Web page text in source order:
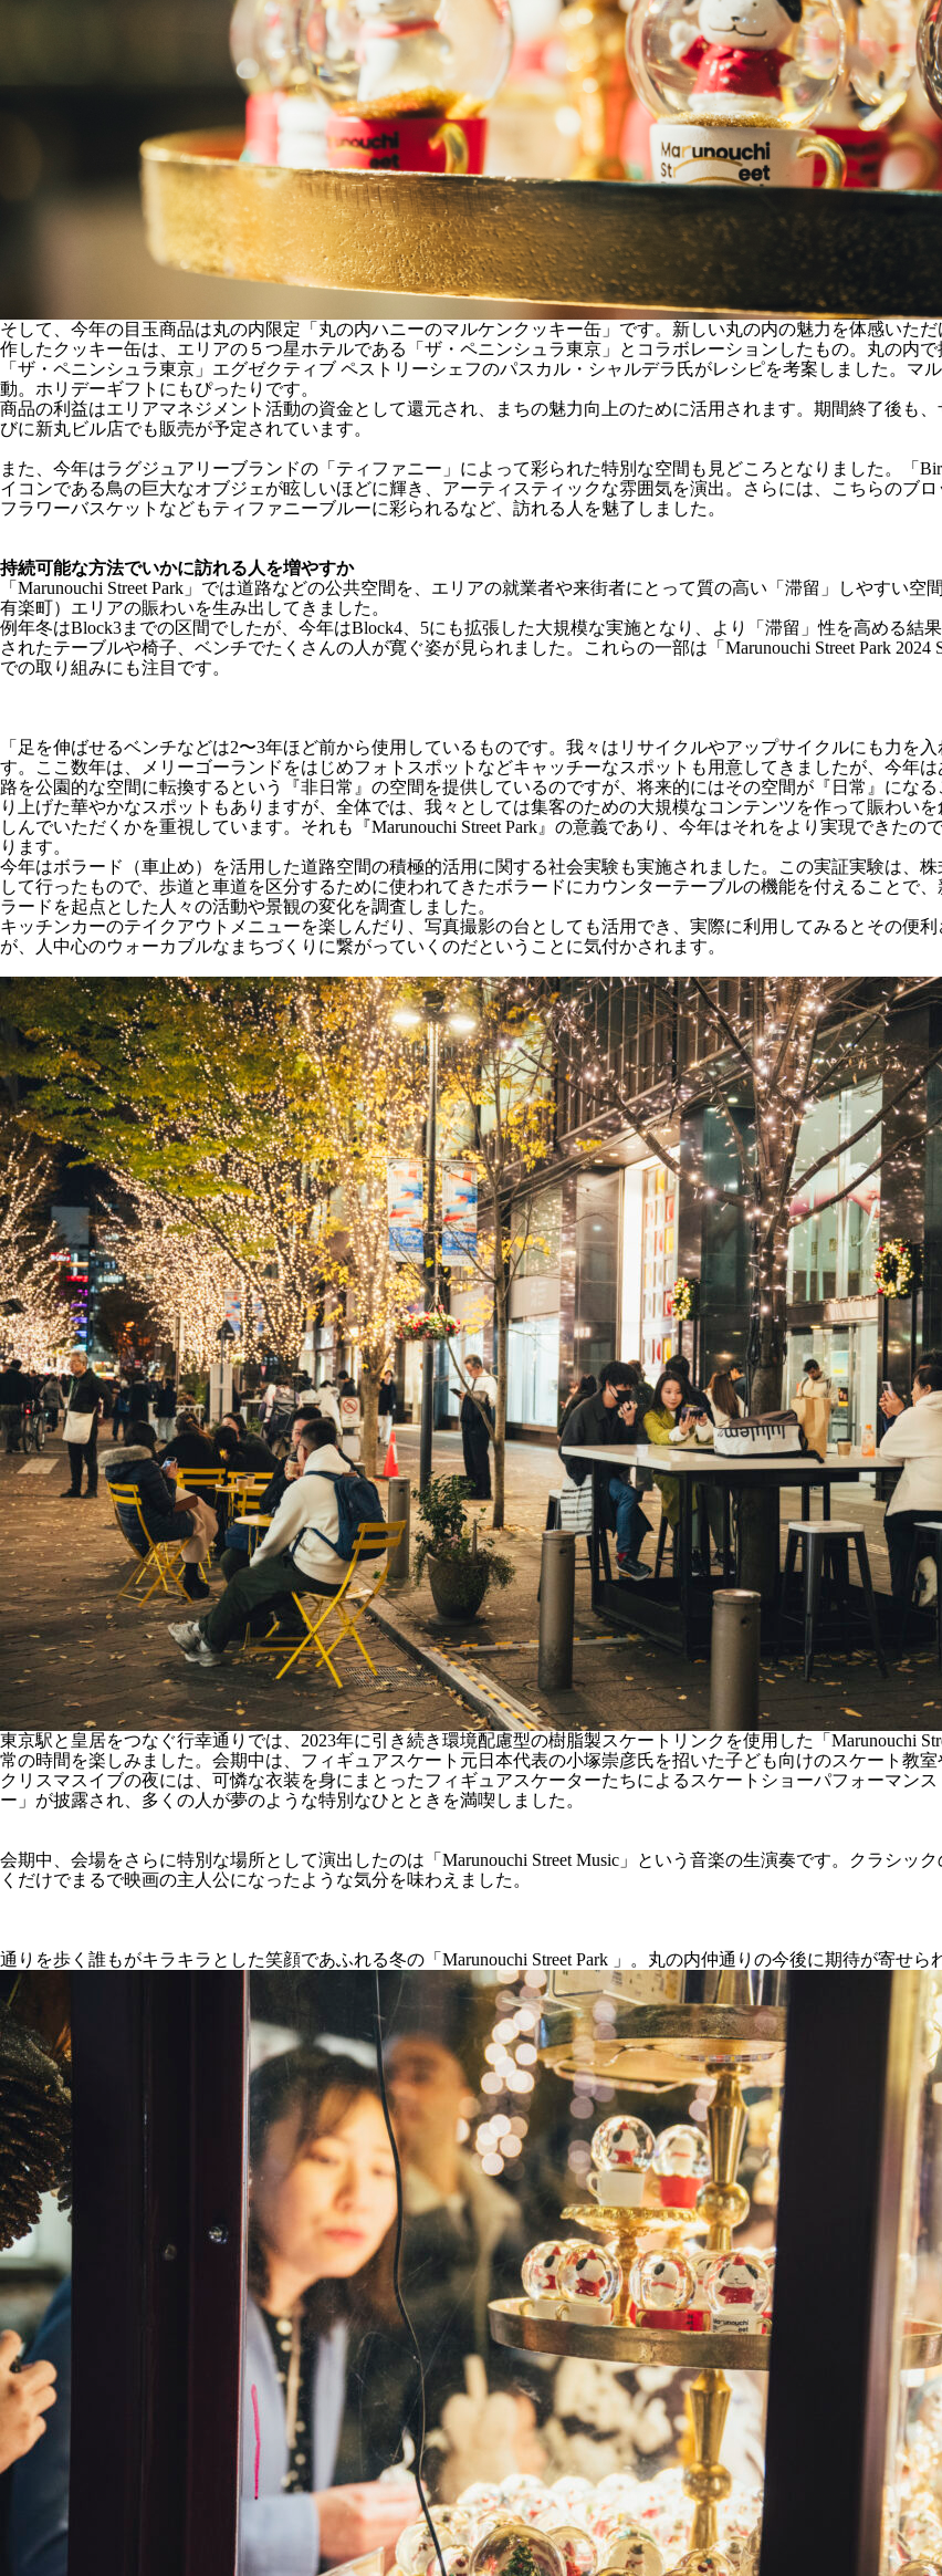
そして、今年の目玉商品は丸の内限定「丸の内ハニーのマルケンクッキー缶」です。新しい丸の内の魅力を体感いた
作したクッキー缶は、エリアの５つ星ホテルである「ザ・ペニンシュラ東京」とコラボレーションしたもの。丸の内
「ザ・ペニンシュラ東京」エグゼクティブ ペストリーシェフのパスカル・シャルデラ氏がレシピを考案しました。
動。ホリデーギフトにもぴったりです。
商品の利益はエリアマネジメント活動の資金として還元され、まちの魅力向上のために活用されます。期間終了後も
びに新丸ビル店でも販売が予定されています。
また、今年はラグジュアリーブランドの「ティファニー」によって彩られた特別な空間も見どころとなりました。「
イコンである鳥の巨大なオブジェが眩しいほどに輝き、アーティスティックな雰囲気を演出。さらには、こちらのブ
フラワーバスケットなどもティファニーブルーに彩られるなど、訪れる人を魅了しました。
持続可能な方法でいかに訪れる人を増やすか
「Marunouchi Street Park」では道路などの公共空間を、エリアの就業者や来街者にとって質の高い「滞留」しやすい
有楽町）エリアの賑わいを生み出してきました。
例年冬はBlock3までの区間でしたが、今年はBlock4、5にも拡張した大規模な実施となり、より「滞留」性を高める結
されたテーブルや椅子、ベンチでたくさんの人が寛ぐ姿が見られました。これらの一部は「Marunouchi Street Park
での取り組みにも注目です。
「足を伸ばせるベンチなどは2〜3年ほど前から使用しているものです。我々はリサイクルやアップサイクルにも力を
す。ここ数年は、メリーゴーランドをはじめフォトスポットなどキャッチーなスポットも用意してきましたが、今年
路を公園的な空間に転換するという『非日常』の空間を提供しているのですが、将来的にはその空間が『日常』にな
り上げた華やかなスポットもありますが、全体では、我々としては集客のための大規模なコンテンツを作って賑わい
しんでいただくかを重視しています。それも『Marunouchi Street Park』の意義であり、今年はそれをより実現できた
ります。
今年はボラード（車止め）を活用した道路空間の積極的活用に関する社会実験も実施されました。この実証実験は、
して行ったもので、歩道と車道を区分するために使われてきたボラードにカウンターテーブルの機能を付えることで
ラードを起点とした人々の活動や景観の変化を調査しました。
キッチンカーのテイクアウトメニューを楽しんだり、写真撮影の台としても活用でき、実際に利用してみるとその便
が、人中心のウォーカブルなまちづくりに繋がっていくのだということに気付かされます。
東京駅と皇居をつなぐ行幸通りでは、2023年に引き続き環境配慮型の樹脂製スケートリンクを使用した「Marunouchi
常の時間を楽しみました。会期中は、フィギュアスケート元日本代表の小塚崇彦氏を招いた子ども向けのスケート教
クリスマスイブの夜には、可憐な衣装を身にまとったフィギュアスケーターたちによるスケートショーパフォーマンス
ー」が披露され、多くの人が夢のような特別なひとときを満喫しました。
会期中、会場をさらに特別な場所として演出したのは「Marunouchi Street Music」という音楽の生演奏です。クラシ
くだけでまるで映画の主人公になったような気分を味わえました。
通りを歩く誰もがキラキラとした笑顔であふれる冬の「Marunouchi Street Park 」。丸の内仲通りの今後に期待が寄せら